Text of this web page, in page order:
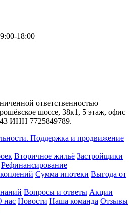
18:00
ответственностью
шоссе, 38к1, 5 этаж, офис
ИНН 7725849789.
Поддержка и продвижение
Вторичное жильё Застройщики
Рефинансирование
Сумма ипотеки Выгода от
Вопросы и ответы Акции
нас Новости Наша команда Отзывы